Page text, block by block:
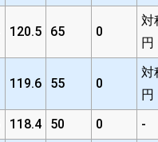
120.5 65 0
対
円
119.6 55 0
対
円
118.4 50 0
-